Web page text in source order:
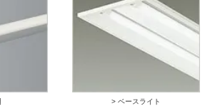
> ベースライト